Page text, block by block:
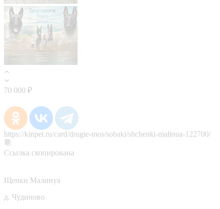
70 000 ₽
https://kinpet.ru/card/drugie-mos/sobaki/shchenki-malinua-122700/
Ссылка скопирована
Щенки Малинуа
д. Чудиново